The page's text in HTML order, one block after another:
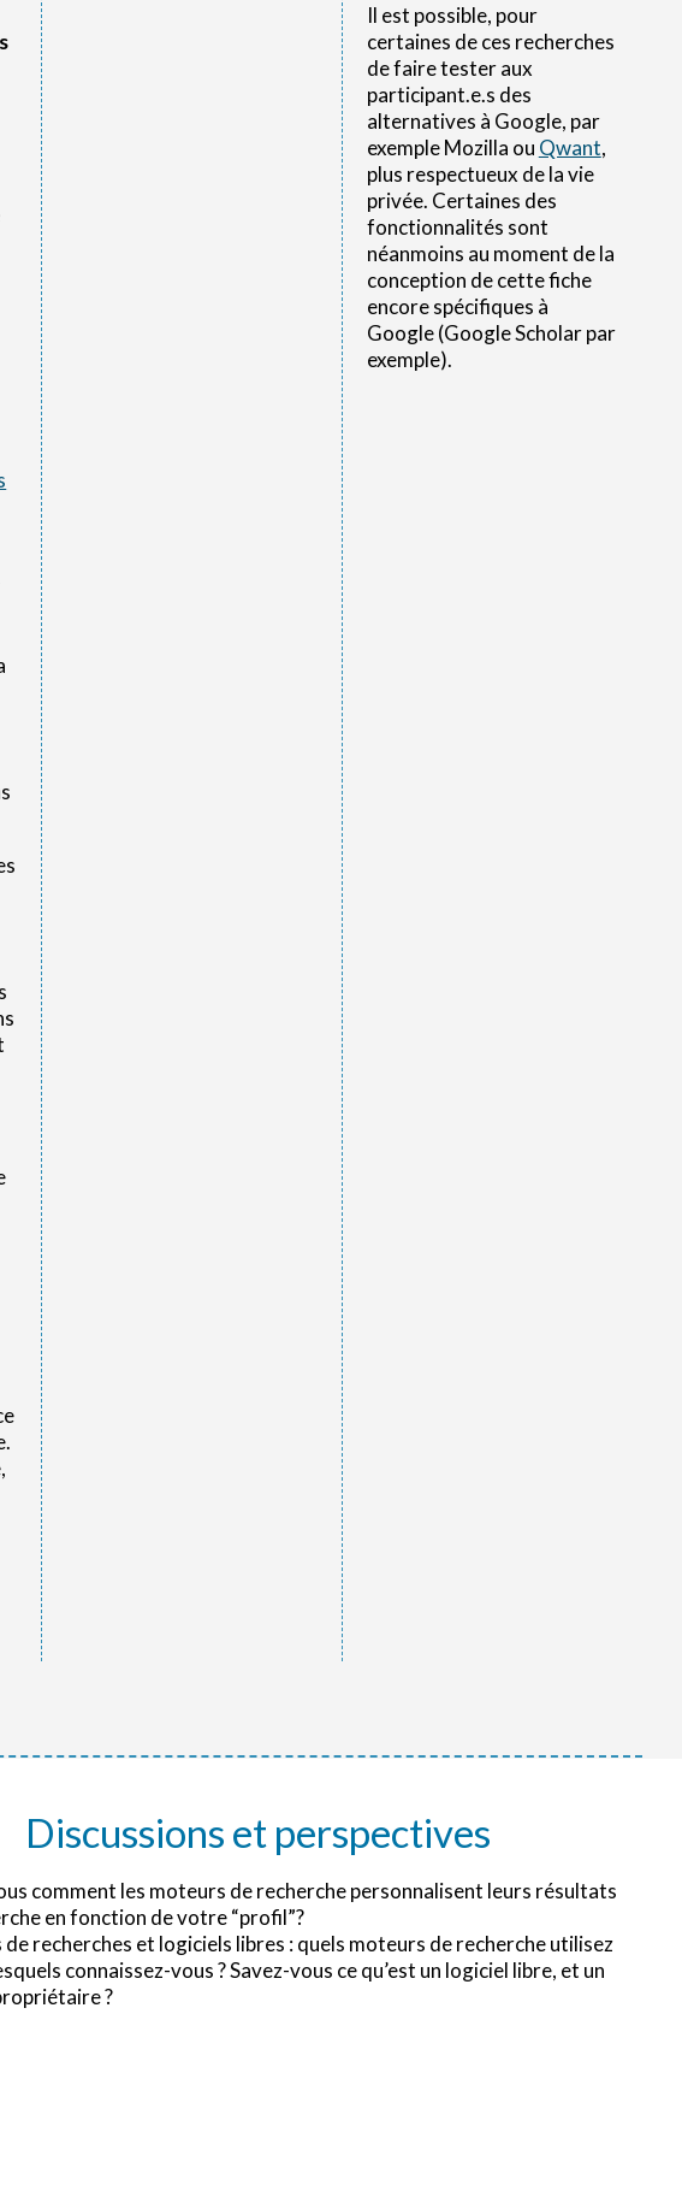
Il est possible, pour
certaines de ces recherches
de faire tester aux
participant.e.s des
alternatives à Google, par
exemple Mozilla ou Qwant,
plus respectueux de la vie
privée. Certaines des
fonctionnalités sont
néanmoins au moment de la
conception de cette fiche
encore spécifiques à
Google (Google Scholar par
exemple).
Discussions et perspectives
comment les moteurs de recherche personnalisent leurs résultats
en fonction de votre “profil”?
recherches et logiciels libres : quels moteurs de recherche utilisez
connaissez-vous ? Savez-vous ce qu’est un logiciel libre, et un
?